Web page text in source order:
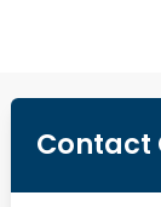
Contact